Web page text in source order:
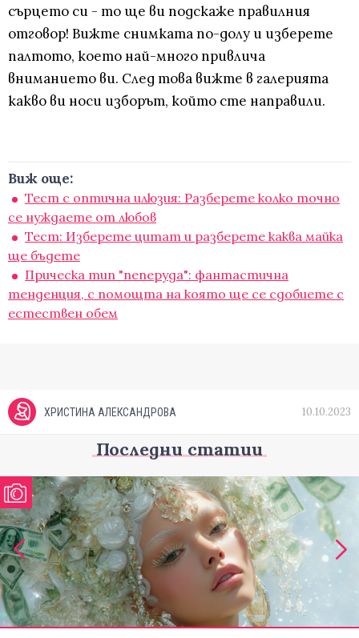
сърцето си - то ще ви подскаже правилния
отговор! Вижте снимката по-долу и изберете
палтото, което най-много привлича
вниманието ви. След това вижте в галерията
какво ви носи изборът, който сте направили.
Виж още:
Тест с оптична илюзия: Разберете колко точно
се нуждаете от любов
Тест: Изберете цитат и разберете каква майка
ще бъдете
Прическа тип "пеперуда": фантастична
тенденция, с помощта на която ще се сдобиете с
естествен обем
ХРИСТИНА АЛЕКСАНДРОВА 10.10.2023
Последни статии